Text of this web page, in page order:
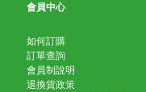
會員中心
如何訂購
訂單查詢
會員制說明
退換貨政策